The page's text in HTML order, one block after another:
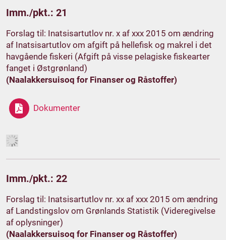
Imm./pkt.: 21
Forslag til: Inatsisartutlov nr. x af xxx 2015 om ændring
af Inatsisartutlov om afgift på hellefisk og makrel i det
havgående fiskeri (Afgift på visse pelagiske fiskearter
fanget i Østgrønland)
(Naalakkersuisoq for Finanser og Råstoffer)
Dokumenter
Imm./pkt.: 22
Forslag til: Inatsisartutlov nr. xx af xxx 2015 om ændring
af Landstingslov om Grønlands Statistik (Videregivelse
af oplysninger)
(Naalakkersuisoq for Finanser og Råstoffer)